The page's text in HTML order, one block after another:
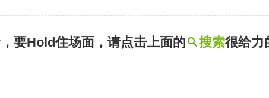
要Hold住场面，请点击上面的 搜索很给力